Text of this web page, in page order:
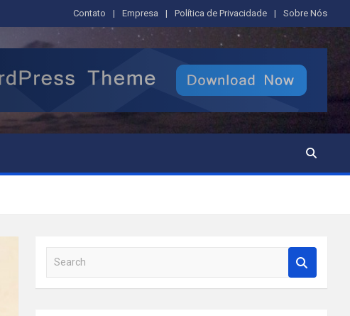
Contato Empresa Política de Privacidade Sobre Nós
a